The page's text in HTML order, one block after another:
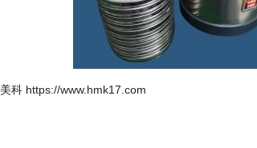
科 https://www.hmk17.com